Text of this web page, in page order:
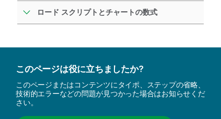
ロード スクリプトとチャートの数式
このページは役に立ちましたか?
このページまたはコンテンツにタイポ、ステップの省略、
技術的エラーなどの問題が見つかった場合はお知らせくだ
さい。